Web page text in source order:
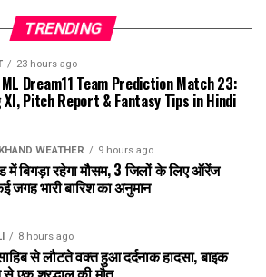
TRENDING
23 hours ago
ML Dream11 Team Prediction Match 23:
XI, Pitch Report & Fantasy Tips in Hindi
WEATHER 9 hours ago
में बिगड़ा रहेगा मौसम, 3 जिलों के लिए ऑरेंज
जगह भारी बारिश का अनुमान
8 hours ago
से लौटते वक्त हुआ दर्दनाक हादसा, बाइक